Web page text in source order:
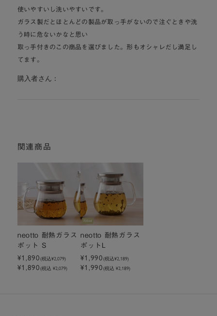
使いやすいし洗いやすいです。
ガラス製だとほとんどの製品が取っ手がないので注ぐときや洗
う時に危ないかなと思い
取っ手付きのこの商品を選びました。形もオシャレだし満足し
てます。
購入者さん：
関連商品
neotto 耐熱ガラス
ポット S
¥1,890(税込¥2,079)
¥1,890(税込 ¥2,079)
neotto 耐熱ガラス
ポットL
¥1,990(税込¥2,189)
¥1,990(税込 ¥2,189)